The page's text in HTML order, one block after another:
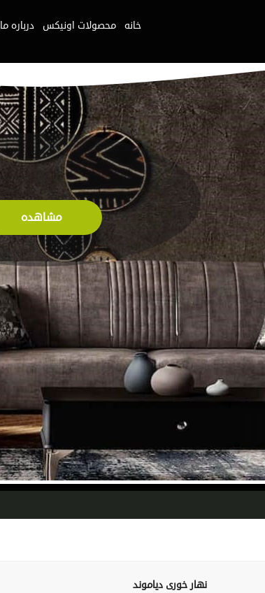
خانه محصولات اونیکس درباره ما
مشاهده
نهار خوری دیاموند